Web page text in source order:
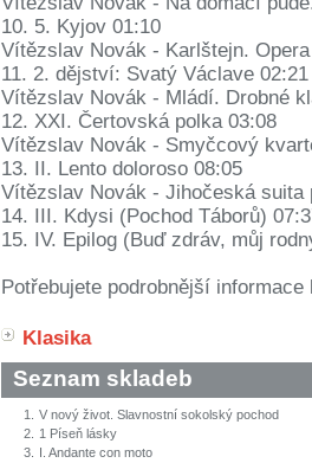
10. 5. Kyjov 01:10
Vítězslav Novák - Karlštejn. Opera
11. 2. dějství: Svatý Václave 02:21
Vítězslav Novák - Mládí. Drobné
12. XXI. Čertovská polka 03:08
Vítězslav Novák - Smyčcový
13. II. Lento doloroso 08:05
Vítězslav Novák - Jihočeská suita
14. III. Kdysi (Pochod Táborů)
15. IV. Epilog (Buď zdráv, můj
Potřebujete podrobnější
Klasika
Seznam skladeb
1.
V nový život. Slavnostní sokolský pochod
2.
1 Píseň lásky
3.
I. Andante con moto